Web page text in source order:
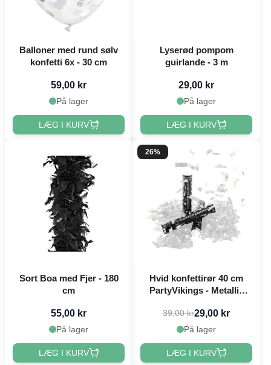
Balloner med rund sølv
konfetti 6x - 30 cm
59,00 kr
På lager
LÆG I KURV
Lyserød pompom
guirlande - 3 m
29,00 kr
På lager
LÆG I KURV
Sort Boa med Fjer - 180
cm
55,00 kr
På lager
LÆG I KURV
26%
Hvid konfettirør 40 cm
PartyVikings - Metallic
39,00 kr29,00 kr
På lager
LÆG I KURV